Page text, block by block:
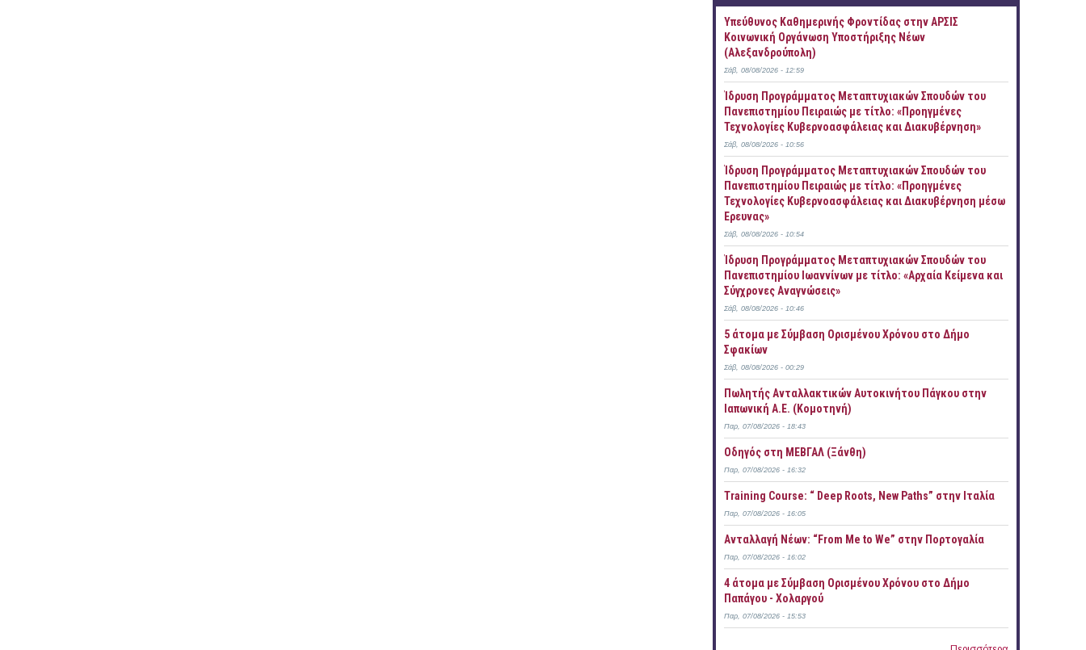
Yπεύθυνος Καθημερινής Φροντίδας στην ΑΡΣΙΣ
Κοινωνική Οργάνωση Υποστήριξης Νέων
(Αλεξανδρούπολη)
Σάβ, 08/08/2026 - 12:59
Ίδρυση Προγράμματος Μεταπτυχιακών Σπουδών του
Πανεπιστημίου Πειραιώς με τίτλο: «Προηγμένες
Τεχνολογίες Κυβερνοασφάλειας και Διακυβέρνηση»
Σάβ, 08/08/2026 - 10:56
Ίδρυση Προγράμματος Μεταπτυχιακών Σπουδών του
Πανεπιστημίου Πειραιώς με τίτλο: «Προηγμένες
Τεχνολογίες Κυβερνοασφάλειας και Διακυβέρνηση μέσω
Έρευνας»
Σάβ, 08/08/2026 - 10:54
Ίδρυση Προγράμματος Μεταπτυχιακών Σπουδών του
Πανεπιστημίου Ιωαννίνων με τίτλο: «Αρχαία Κείμενα και
Σύγχρονες Αναγνώσεις»
Σάβ, 08/08/2026 - 10:46
5 άτομα με Σύμβαση Ορισμένου Χρόνου στο Δήμο
Σφακίων
Σάβ, 08/08/2026 - 00:29
Πωλητής Ανταλλακτικών Αυτοκινήτου Πάγκου στην
Ιαπωνική Α.Ε. (Κομοτηνή)
Παρ, 07/08/2026 - 18:43
Οδηγός στη ΜΕΒΓΑΛ (Ξάνθη)
Παρ, 07/08/2026 - 16:32
Training Course: “ Deep Roots, New Paths” στην Ιταλία
Παρ, 07/08/2026 - 16:05
Ανταλλαγή Νέων: “From Me to We” στην Πορτογαλία
Παρ, 07/08/2026 - 16:02
4 άτομα με Σύμβαση Ορισμένου Χρόνου στο Δήμο
Παπάγου - Χολαργού
Παρ, 07/08/2026 - 15:53